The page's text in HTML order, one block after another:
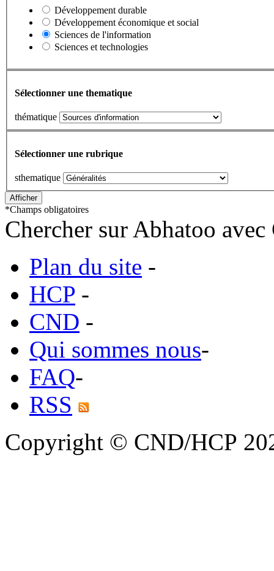
Développement durable
Développement économique et social
Sciences de l'information
Sciences et technologies
Sélectionner une thematique
thématique
Sélectionner une rubrique
sthematique
*Champs obligatoires
Chercher sur Abhatoo
Plan du site -
HCP -
CND -
Qui sommes nous-
FAQ-
RSS
Copyright © CND/HCP